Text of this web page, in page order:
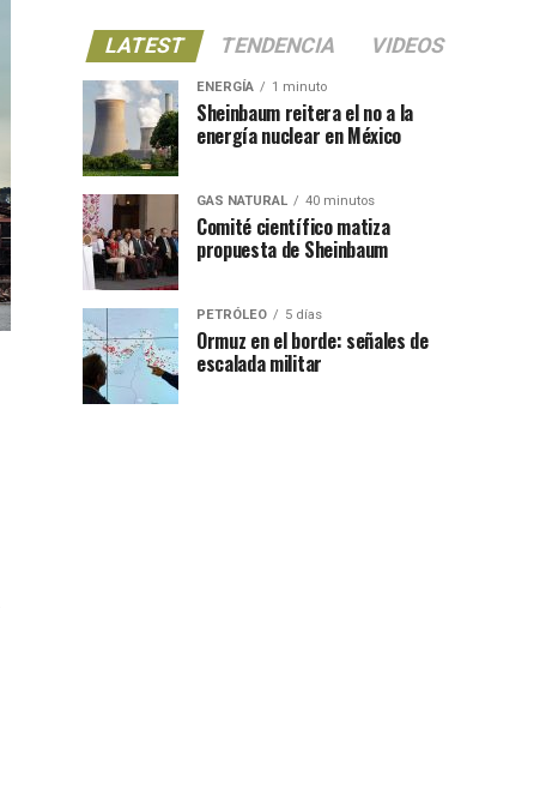
LATEST TENDENCIA VIDEOS
ENERGÍA 1 minuto
Sheinbaum reitera el no a la
energía nuclear en México
GAS NATURAL 40 minutos
Comité científico matiza
propuesta de Sheinbaum
PETRÓLEO 5 días
Ormuz en el borde: señales de
escalada militar